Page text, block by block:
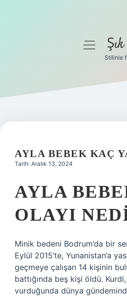
Gizlilik Politikası
Yasal Uyarı
menüyü
Stilinle
AYLA BEBEK KAÇ
Tarih: Aralık 13, 2024
AYLA
OLAYI
Minik bedeni Bodrum’da bir
Eylül 2015’te, Yunanistan’a
geçmeye çalışan 14 kişinin
battığında beş kişi öldü.
vurduğunda dünya